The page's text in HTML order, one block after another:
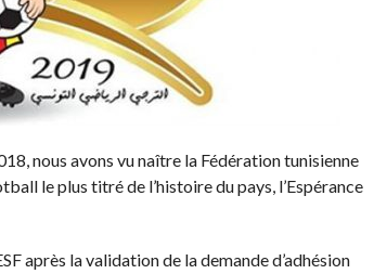
nous avons vu naître la Fédération tunisienne
le plus titré de l’histoire du pays, l’Espérance
après la validation de la demande d’adhésion